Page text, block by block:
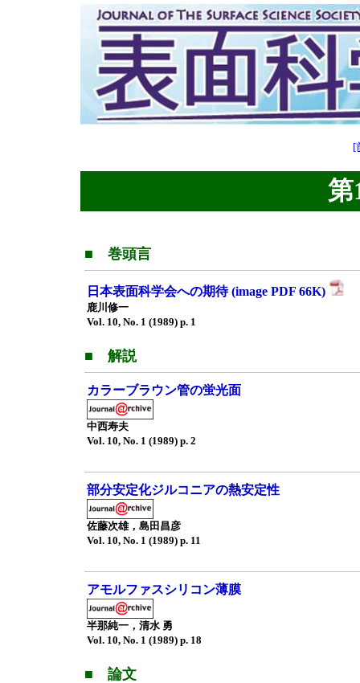
[
第
■ 巻頭言
日本表面科学会への期待 (image PDF 66K)
鹿川修一
Vol. 10, No. 1 (1989) p. 1
■ 解説
カラーブラウン管の蛍光面
中西寿夫
Vol. 10, No. 1 (1989) p. 2
部分安定化ジルコニアの熱安定性
佐藤次雄，島田昌彦
Vol. 10, No. 1 (1989) p. 11
アモルファスシリコン薄膜
半那純一，清水 勇
Vol. 10, No. 1 (1989) p. 18
■ 論文